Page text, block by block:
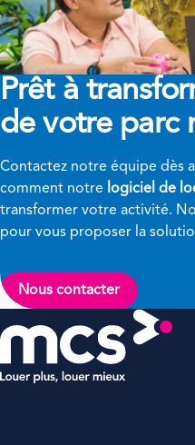
Prêt à
de votre parc
Contactez notre équipe dès
comment notre logiciel de
transformer votre activité.
pour vous proposer la
Nous contacter